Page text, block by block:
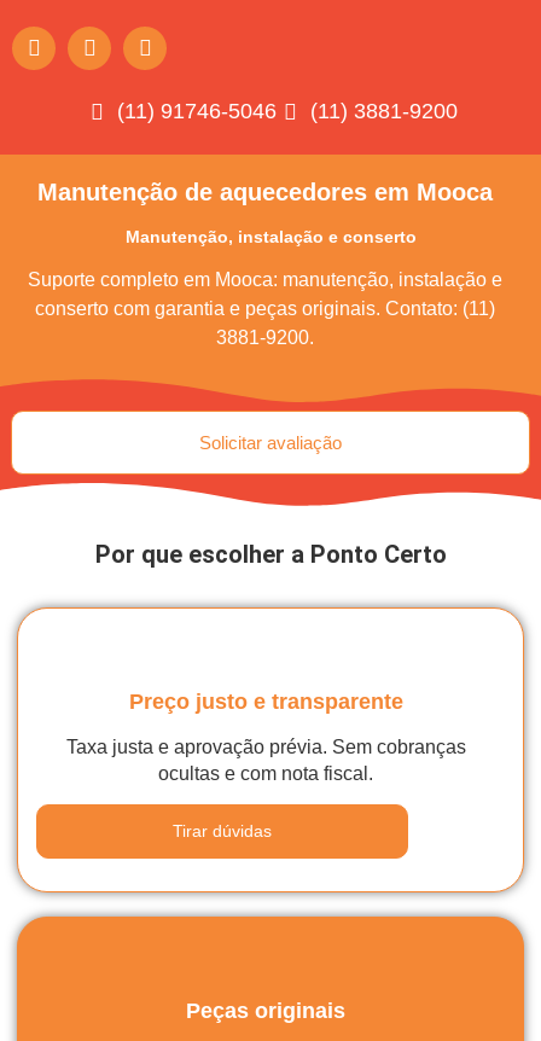
(11) 91746-5046 (11) 3881-9200
Manutenção de aquecedores em Mooca
Manutenção, instalação e conserto
Suporte completo em Mooca: manutenção, instalação e
conserto com garantia e peças originais. Contato: (11)
3881-9200.
Solicitar avaliação
Por que escolher a Ponto Certo
Preço justo e transparente
Taxa justa e aprovação prévia. Sem cobranças
ocultas e com nota fiscal.
Tirar dúvidas
Peças originais